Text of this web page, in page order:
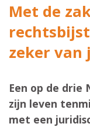
Met de
zeker van
Een op de drie
zijn leven
met een